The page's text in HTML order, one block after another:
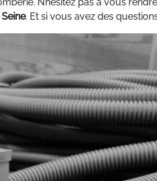
. Et si vous avez des